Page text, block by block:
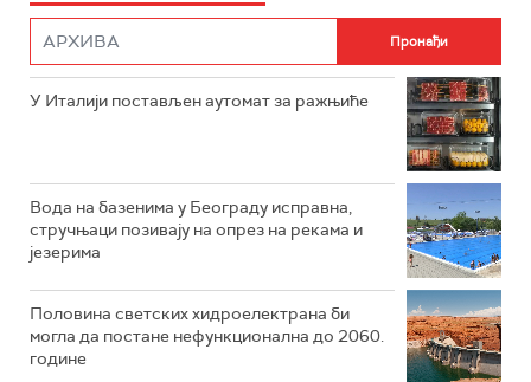
У Италији постављен аутомат за ражњиће
Вода на базенима у Београду исправна,
стручњаци позивају на опрез на рекама и
језерима
Половина светских хидроелектрана би
могла да постане нефункционална до 2060.
године